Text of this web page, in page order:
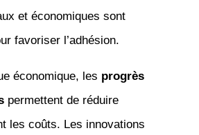
et économiques sont
favoriser l’adhésion.
économique, les progrès
permettent de réduire
les coûts. Les innovations